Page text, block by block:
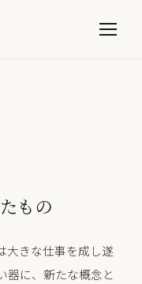
もの
大きな仕事を成し遂
器に、新たな概念と